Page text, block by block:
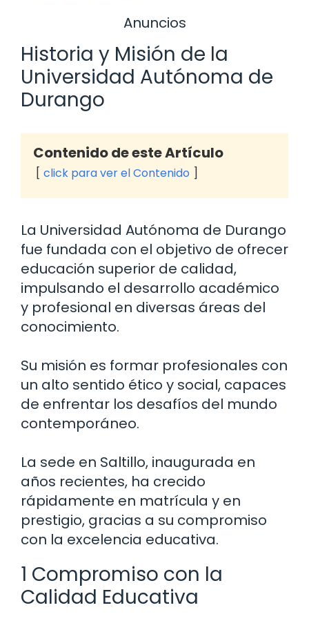
Anuncios
Historia y Misión de la
Universidad Autónoma de
Durango
Contenido de este Artículo
click para ver el Contenido
La Universidad Autónoma de Durango
fue fundada con el objetivo de ofrecer
educación superior de calidad,
impulsando el desarrollo académico
y profesional en diversas áreas del
conocimiento.
Su misión es formar profesionales con
un alto sentido ético y social, capaces
de enfrentar los desafíos del mundo
contemporáneo.
La sede en Saltillo, inaugurada en
años recientes, ha crecido
rápidamente en matrícula y en
prestigio, gracias a su compromiso
con la excelencia educativa.
1 Compromiso con la
Calidad Educativa